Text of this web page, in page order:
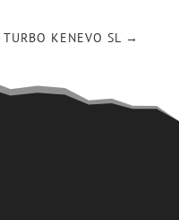
TURBO KENEVO SL →